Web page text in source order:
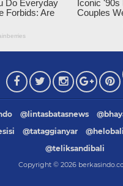
@lintasbatasnews
@tataggianyar @helobali
@teliksandibali
Copyright © 2026